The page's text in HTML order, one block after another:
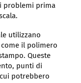
problemi prima
utilizzano
il polimero
Queste
punti di
potrebbero